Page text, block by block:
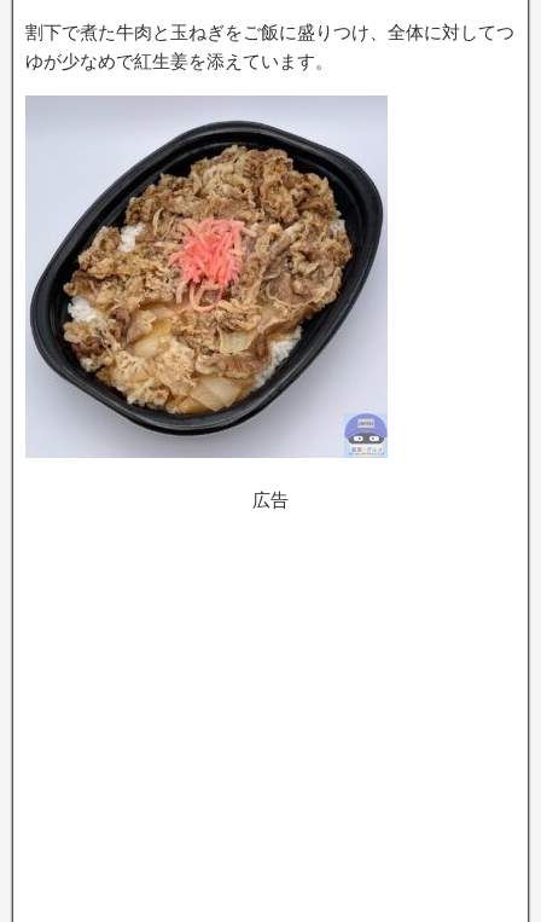
割下で煮た牛肉と玉ねぎをご飯に盛りつけ、全体に対してつ
ゆが少なめで紅生姜を添えています。
広告